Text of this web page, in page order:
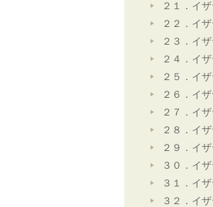
２１．イ
２２．イ
２３．イ
２４．イ
２５．イ
２６．イ
２７．イ
２８．イ
２９．イ
３０．イ
３１．イ
３２．イ